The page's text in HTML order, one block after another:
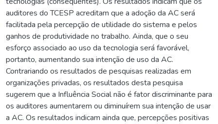
auditores do TCESP acreditam que a adoção da AC será
facilitada pela percepção de utilidade do sistema e pelos
ganhos de produtividade no trabalho. Ainda, que o seu
esforço associado ao uso da tecnologia será favorável,
portanto, aumentando sua intenção de uso da AC.
Contrariando os resultados de pesquisas realizadas em
organizações privadas, os resultados desta pesquisa
sugerem que a Influência Social não é fator discriminante para
os auditores aumentarem ou diminuírem sua intenção de usar
a AC. Os resultados indicam ainda que, percepções positivas